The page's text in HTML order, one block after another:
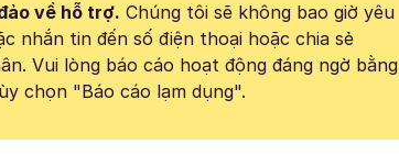
về hỗ trợ. Chúng tôi sẽ không bao giờ yêu
nhắn tin đến số điện thoại hoặc chia sẻ
Vui lòng báo cáo hoạt động đáng ngờ bằng
chọn "Báo cáo lạm dụng".